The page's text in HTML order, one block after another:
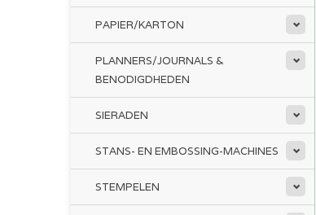
PAPIER/KARTON
PLANNERS/JOURNALS &
BENODIGDHEDEN
SIERADEN
STANS- EN EMBOSSING-MACHINES
STEMPELEN